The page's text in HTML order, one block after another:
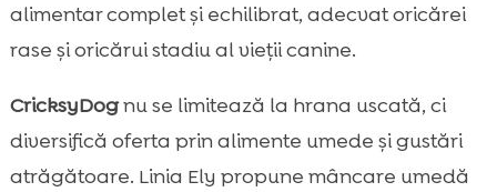
alimentar complet și echilibrat, adecvat oricărei
rase și oricărui stadiu al vieții canine.
CricksyDognu se limitează la hrana uscată, ci
diversifică oferta prin alimente umede și gustări
atrăgătoare. Linia Ely propune mâncare umedă